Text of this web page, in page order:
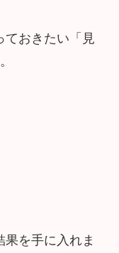
ておきたい「見
果を手に入れま